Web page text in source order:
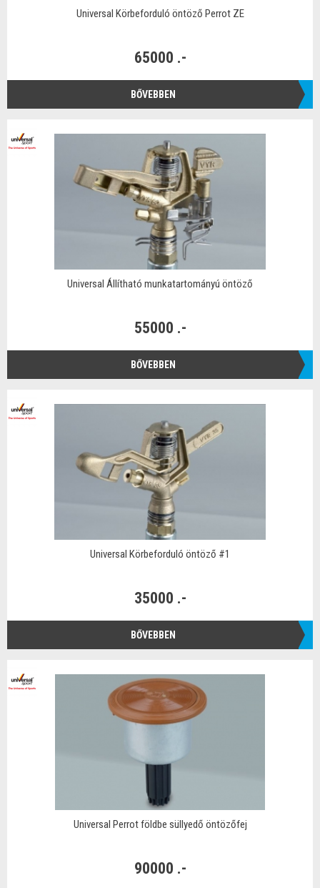
Universal Körbeforduló öntöző Perrot ZE
65000 .-
BŐVEBBEN
Universal Állítható munkatartományú öntöző
55000 .-
BŐVEBBEN
Universal Körbeforduló öntöző #1
35000 .-
BŐVEBBEN
Universal Perrot földbe süllyedő öntözőfej
90000 .-